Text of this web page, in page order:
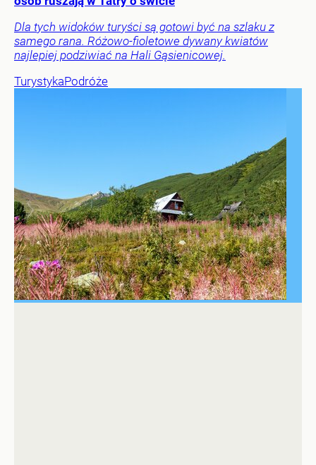
Dla tych widoków turyści są gotowi być na szlaku z
samego rana. Różowo-fioletowe dywany kwiatów
najlepiej podziwiać na Hali Gąsienicowej.
TurystykaPodróże